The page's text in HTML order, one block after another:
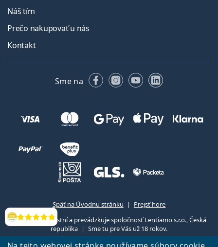
Hodnotenia
Náš tím
Prečo nakupovať u nás
Kontakt
Sme na FacebookuInstagrame
YouTubeLinkedIn
Späť na Úvodnu stránku
Prejsť hore
Lentiamo.sk vlastní a prevádzkuje spoločnosť Lentiamo s.r.o., Česká
republika
Sme tu pre Vás už 18 rokov.